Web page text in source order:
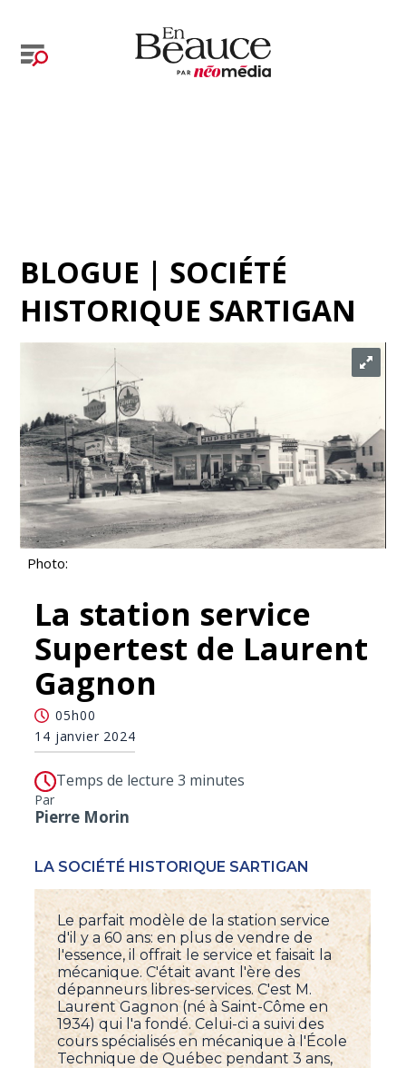
BLOGUE | SOCIÉTÉ
HISTORIQUE SARTIGAN
Photo:
La station service
Supertest de Laurent
Gagnon
05h00
14 janvier 2024
Temps de lecture 3 minutes
Par
Pierre Morin
LA SOCIÉTÉ HISTORIQUE SARTIGAN
Le parfait modèle de la station service
d'il y a 60 ans: en plus de vendre de
l'essence, il offrait le service et faisait la
mécanique. C'était avant l'ère des
dépanneurs libres-services. C'est M.
Laurent Gagnon (né à Saint-Côme en
1934) qui l'a fondé. Celui-ci a suivi des
cours spécialisés en mécanique à l'École
Technique de Québec pendant 3 ans,